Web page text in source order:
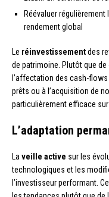
Réévaluer
rendement global
Le réinvestissementdes
de patrimoine. Plutôt que
l’affectation des cash-
prêts ou à l’acquisition de
particulièrement efficace sur
L’adaptation
La veille active sur les
technologiques et les
l’investisseur performant.